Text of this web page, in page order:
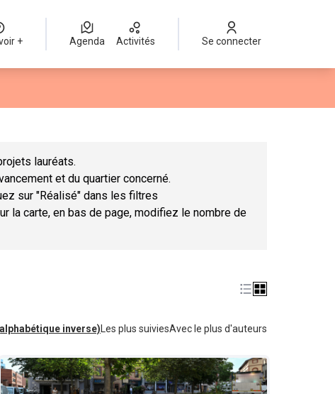
+ Agenda Activités Se connecter
lauréats.
et du quartier concerné.
sur "Réalisé" dans les filtres
carte, en bas de page, modifiez le nombre de
inverse) Les plus suiviesAvec le plus d'auteurs